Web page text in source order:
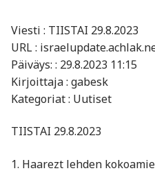
Viesti : TIISTAI 29.8.2023
URL :
Päiväys: : 29.8.2023 11:15
Kirjoittaja : gabesk
Kategoriat : Uutiset
TIISTAI 29.8.2023
1. Haarezt lehden